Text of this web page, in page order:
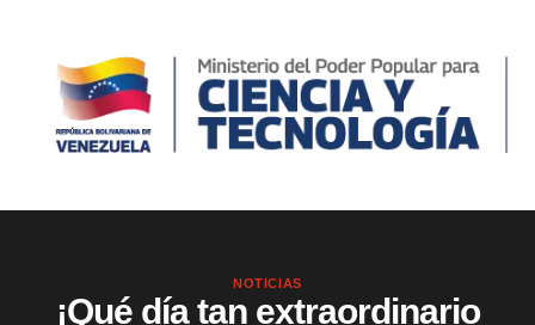
NOTICIAS
¡Qué día tan extraordinario